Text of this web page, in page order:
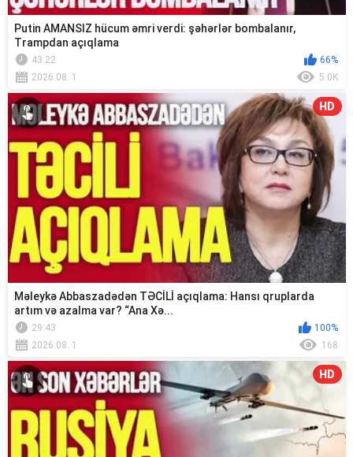
Putin AMANSIZ hücum əmri verdi: şəhərlər bombalanır,
Trampdan açıqlama
43:22
66%
2026.08. 1
5.0K
HD
Məleykə Abbaszadədən TƏCİLİ açıqlama: Hansı qruplarda
artım və azalma var? “Ana Xə...
29:43
100%
2026.08. 1
168
HD